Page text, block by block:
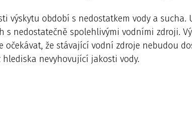
období s nedostatkem vody a sucha.
nedostatečně spolehlivými vodními zdroji.
že stávající vodní zdroje nebudou
nevyhovující jakosti vody.